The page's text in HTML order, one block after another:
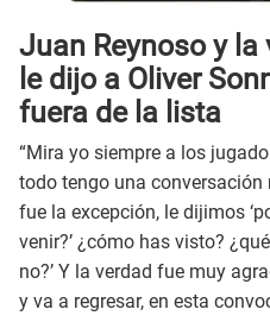
Juan Reynoso y la
le dijo a Oliver
fuera de la lista
“Mira yo siempre a los
todo tengo una
fue la excepción, le dijimos
venir?’ ¿cómo has visto?
no?’ Y la verdad fue muy
y va a regresar, en esta